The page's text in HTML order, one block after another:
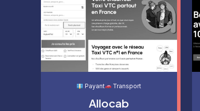
Payant Transport
Allocab